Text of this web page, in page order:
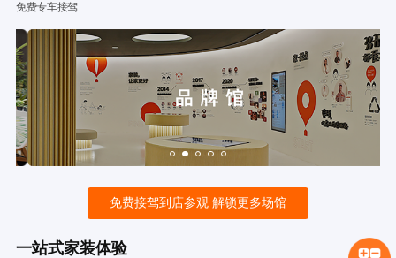
免费专车接驾
免费接驾到店参观 解锁更多场馆
一站式家装体验